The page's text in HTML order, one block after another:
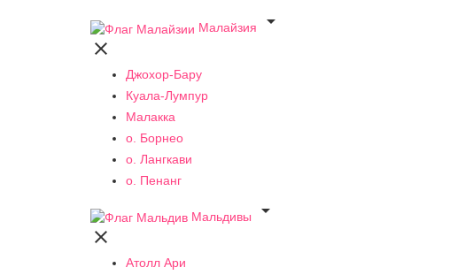
Малайзия


Джохор-Бару
Куала-Лумпур
Малакка
о. Борнео
о. Лангкави
о. Пенанг
Мальдивы


Атолл Ари